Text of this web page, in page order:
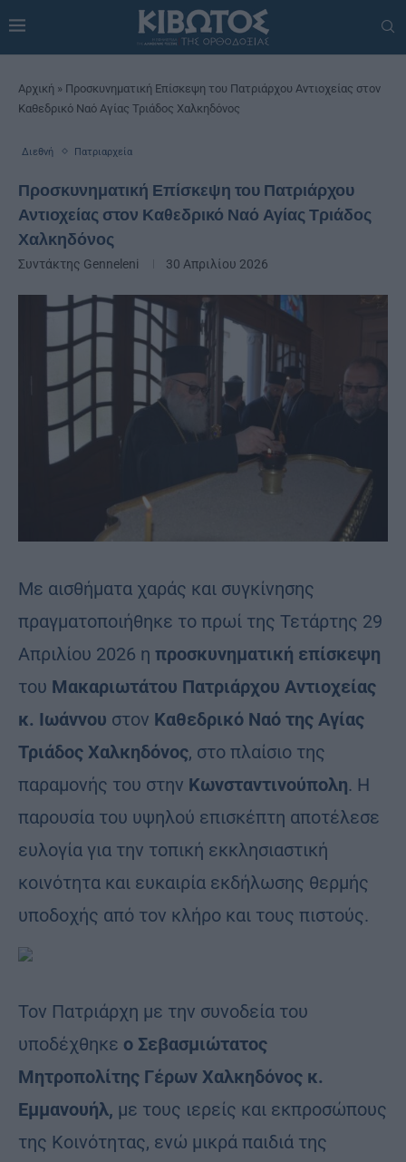
Αρχική » Προσκυνηματική Επίσκεψη του Πατριάρχου Αντιοχείας στον
Καθεδρικό Ναό Αγίας Τριάδος Χαλκηδόνος
Διεθνή Πατριαρχεία
Προσκυνηματική Επίσκεψη του Πατριάρχου
Αντιοχείας στον Καθεδρικό Ναό Αγίας Τριάδος
Χαλκηδόνος
Συντάκτης Genneleni 30 Απριλίου 2026
Με αισθήματα χαράς και συγκίνησης
πραγματοποιήθηκε το πρωί της Τετάρτης 29
Απριλίου 2026 η προσκυνηματική επίσκεψη
του Μακαριωτάτου Πατριάρχου Αντιοχείας
κ. Ιωάννου στον Καθεδρικό Ναό της Αγίας
Τριάδος Χαλκηδόνος, στο πλαίσιο της
παραμονής του στην Κωνσταντινούπολη. Η
παρουσία του υψηλού επισκέπτη αποτέλεσε
ευλογία για την τοπική εκκλησιαστική
κοινότητα και ευκαιρία εκδήλωσης θερμής
υποδοχής από τον κλήρο και τους πιστούς.
Τον Πατριάρχη με την συνοδεία του
υποδέχθηκε ο Σεβασμιώτατος
Μητροπολίτης Γέρων Χαλκηδόνος κ.
Εμμανουήλ, με τους ιερείς και εκπροσώπους
της Κοινότητας, ενώ μικρά παιδιά της